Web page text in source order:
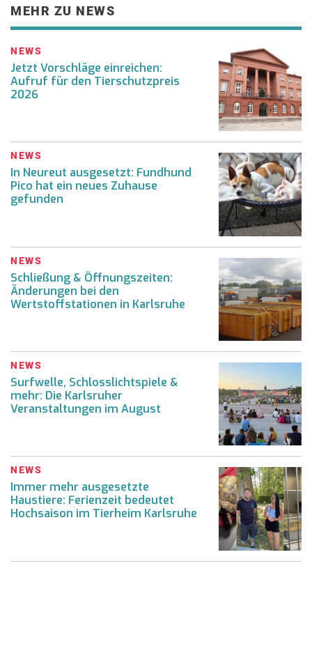
MEHR ZU NEWS
NEWS
Jetzt Vorschläge einreichen:
Aufruf für den Tierschutzpreis
2026
NEWS
In Neureut ausgesetzt: Fundhund
Pico hat ein neues Zuhause
gefunden
NEWS
Schließung & Öffnungszeiten:
Änderungen bei den
Wertstoffstationen in Karlsruhe
NEWS
Surfwelle, Schlosslichtspiele &
mehr: Die Karlsruher
Veranstaltungen im August
NEWS
Immer mehr ausgesetzte
Haustiere: Ferienzeit bedeutet
Hochsaison im Tierheim Karlsruhe